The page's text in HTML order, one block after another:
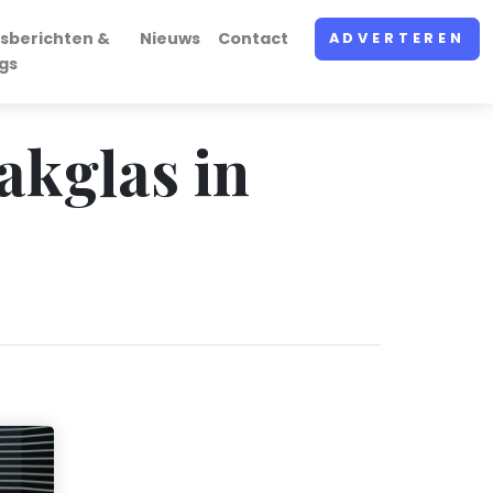
&
Nieuws Contact ADVERTEREN
in